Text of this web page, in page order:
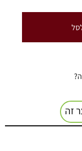
זה